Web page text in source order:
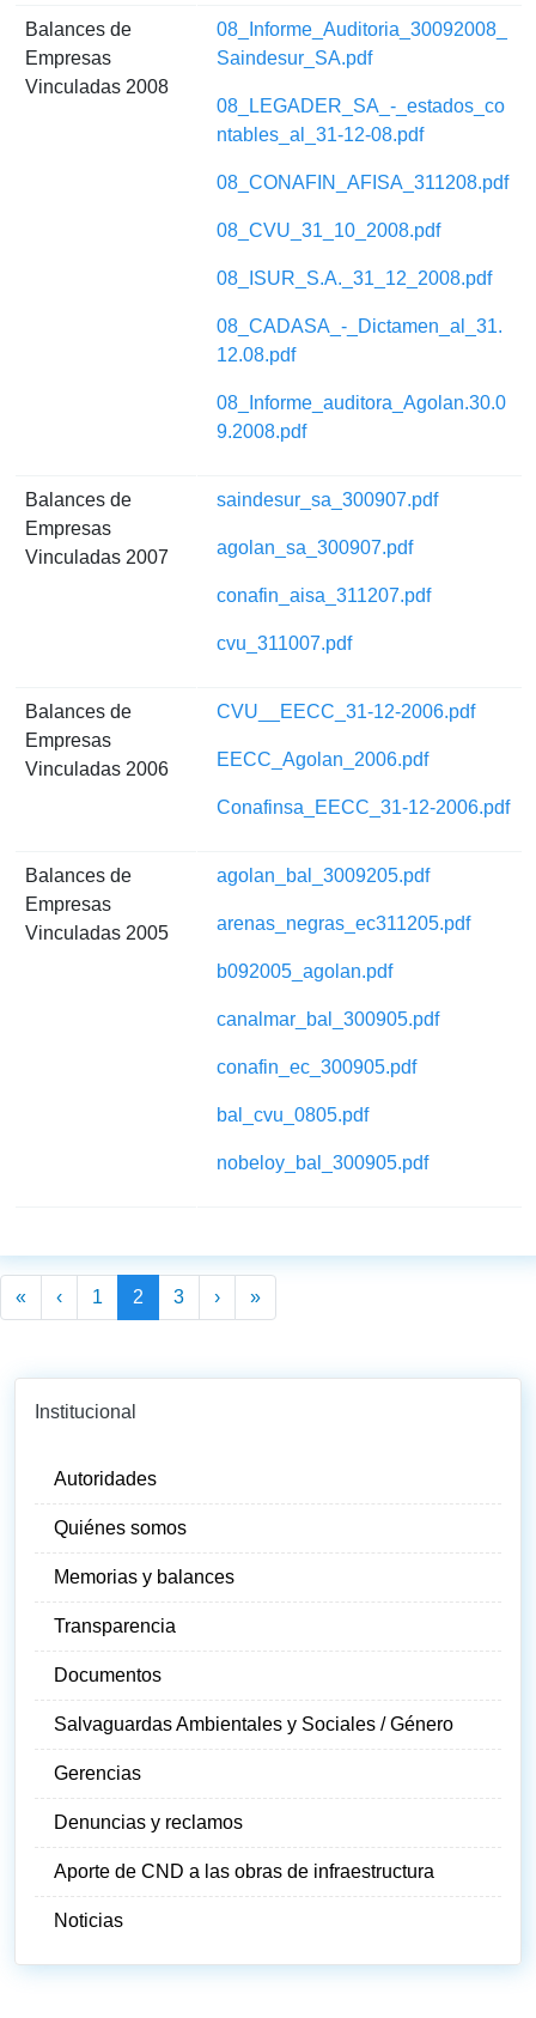
Balances de
Empresas
Vinculadas 2008
08_Informe_Auditoria_30092008_
Saindesur_SA.pdf
08_LEGADER_SA_-_estados_co
ntables_al_31-12-08.pdf
08_CONAFIN_AFISA_311208.pdf
08_CVU_31_10_2008.pdf
08_ISUR_S.A._31_12_2008.pdf
08_CADASA_-_Dictamen_al_31.
12.08.pdf
08_Informe_auditora_Agolan.30.0
9.2008.pdf
Balances de
Empresas
Vinculadas 2007
saindesur_sa_300907.pdf
agolan_sa_300907.pdf
conafin_aisa_311207.pdf
cvu_311007.pdf
Balances de
Empresas
Vinculadas 2006
CVU__EECC_31-12-2006.pdf
EECC_Agolan_2006.pdf
Conafinsa_EECC_31-12-2006.pdf
Balances de
Empresas
Vinculadas 2005
agolan_bal_3009205.pdf
arenas_negras_ec311205.pdf
b092005_agolan.pdf
canalmar_bal_300905.pdf
conafin_ec_300905.pdf
bal_cvu_0805.pdf
nobeloy_bal_300905.pdf
Paginación
«Primera página
‹Página anterior
1 2 3 ›Siguiente página
»Última página
Institucional
Autoridades
Quiénes somos
Memorias y balances
Transparencia
Documentos
Salvaguardas Ambientales y Sociales / Género
Gerencias
Denuncias y reclamos
Aporte de CND a las obras de infraestructura
Noticias